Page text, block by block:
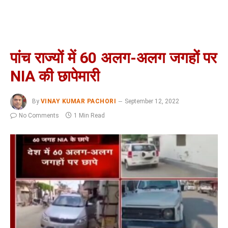
पांच राज्यों में 60 अलग-अलग जगहों पर
NIA की छापेमारी
By VINAY KUMAR PACHORI
September 12, 2022
No Comments
1 Min Read